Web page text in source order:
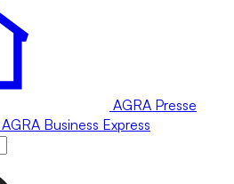
AGRA Presse
AGRA Business Express